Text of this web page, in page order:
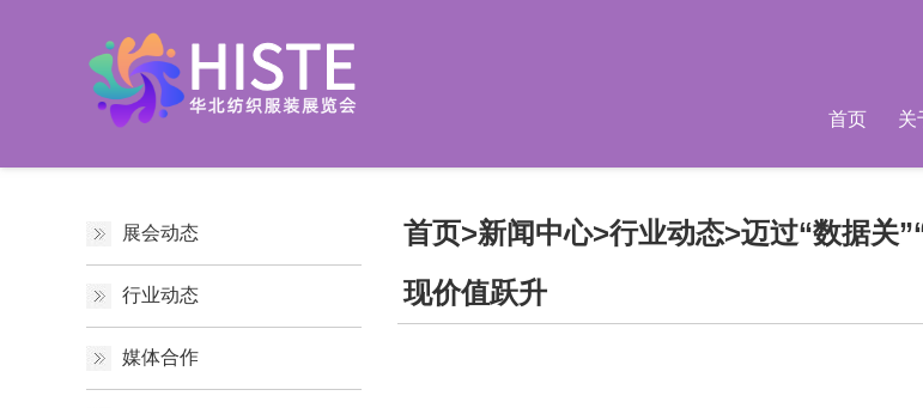
首页 关
展会动态
行业动态
媒体合作
首页>新闻中心>行业动态>迈过“数据关
现价值跃升